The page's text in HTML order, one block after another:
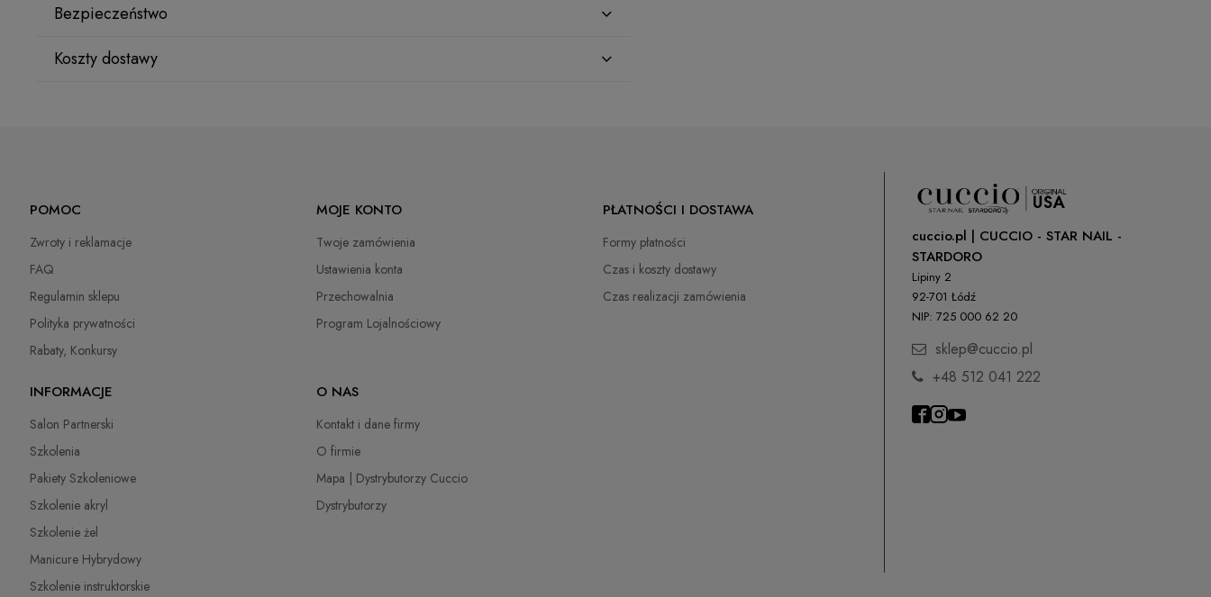
Bezpieczeństwo
Producent
Petar Bangeev
+359887430661
P.H. NEXT Maciej Wojnarowski
Słoneczna 10
91-491 Łódź, Polska
biuro@cuccio.pl
42 61 68 555
Koszty dostawy
14,99 zł
Kurier DPD 22,00 zł
Kurier Inpost
POMOC
Zwroty i reklamacje
FAQ
Regulamin sklepu
Polityka prywatności
Rabaty, Konkursy
MOJE KONTO
Twoje zamówienia
Ustawienia konta
Przechowalnia
Program Lojalnościowy
PŁATNOŚCI I DOSTAWA
Formy płatności
Czas i koszty dostawy
Czas realizacji zamówienia
INFORMACJE
Salon Partnerski
Szkolenia
Pakiety Szkoleniowe
Szkolenie akryl
Szkolenie żel
Manicure Hybrydowy
Szkolenie instruktorskie
O NAS
Kontakt i dane firmy
O firmie
Mapa | Dystrybutorzy Cuccio
Dystrybutorzy
cuccio.pl | CUCCIO - STAR NAIL -
STARDORO
Lipiny 2
92-701 Łódź
NIP: 725 000 62 20
sklep@cuccio.pl
+48 512 041 222